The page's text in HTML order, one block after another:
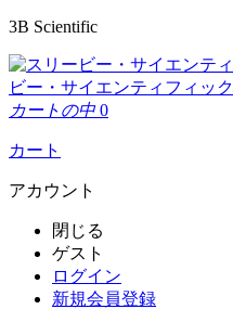
3B Scientific
ビー・サイエンティフィック
カートの中 0
カート
アカウント
閉じる
ゲスト
ログイン
新規会員登録